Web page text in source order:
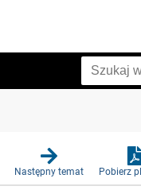
Następny temat Pobierz